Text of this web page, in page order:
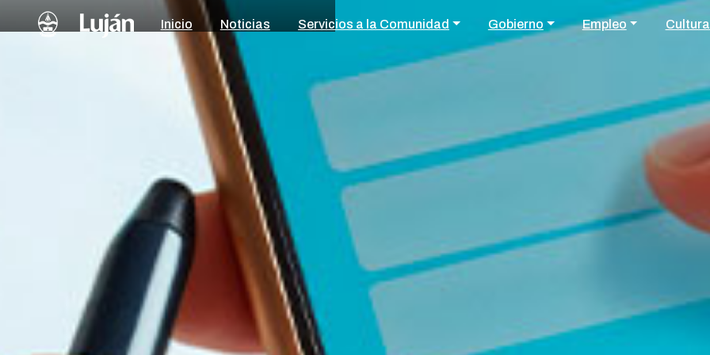
Inicio Noticias Servicios a la Comunidad Gobierno Empleo